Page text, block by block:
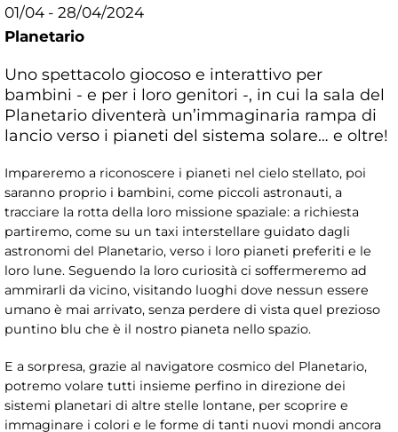
01/04 - 28/04/2024
Planetario
Uno spettacolo giocoso e interattivo per
bambini - e per i loro genitori -, in cui la sala del
Planetario diventerà un’immaginaria rampa di
lancio verso i pianeti del sistema solare… e oltre!
Impareremo a riconoscere i pianeti nel cielo stellato, poi
saranno proprio i bambini, come piccoli astronauti, a
tracciare la rotta della loro missione spaziale: a richiesta
partiremo, come su un taxi interstellare guidato dagli
astronomi del Planetario, verso i loro pianeti preferiti e le
loro lune. Seguendo la loro curiosità ci soffermeremo ad
ammirarli da vicino, visitando luoghi dove nessun essere
umano è mai arrivato, senza perdere di vista quel prezioso
puntino blu che è il nostro pianeta nello spazio.
E a sorpresa, grazie al navigatore cosmico del Planetario,
potremo volare tutti insieme perfino in direzione dei
sistemi planetari di altre stelle lontane, per scoprire e
immaginare i colori e le forme di tanti nuovi mondi ancora